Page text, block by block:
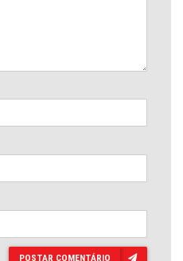
POSTAR COMENTÁRIO